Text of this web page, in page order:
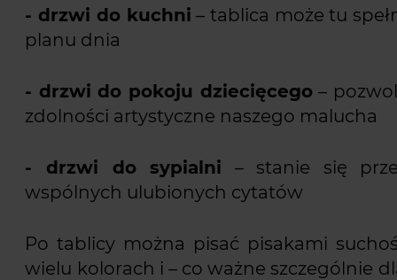
- drzwi do kuchni – tablica może tu
planu dnia
- drzwi do pokoju dziecięcego–
zdolności artystyczne naszego malucha
- drzwi do sypialni – stanie się
wspólnych ulubionych cytatów
Po tablicy można pisać pisakami
wielu kolorach i – co ważne szczególnie